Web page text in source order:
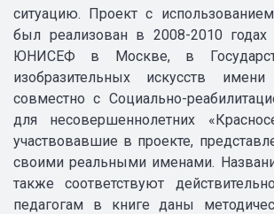
ситуацию. Проект с
был реализован в 2008-2010
ЮНИСЕФ в Москве, в
изобразительных искусств
совместно с Социально-
для несовершеннолетних
участвовавшие в проекте,
своими реальными именами.
также соответствуют
педагогам в книге даны